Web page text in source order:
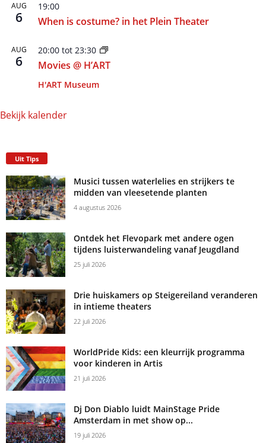
AUG
6
19:00
When is costume? in het Plein Theater
AUG
6
20:00 tot 23:30
Movies @ H’ART
H'ART Museum
Bekijk kalender
Uit Tips
Musici tussen waterlelies en strijkers te
midden van vleesetende planten
4 augustus 2026
Ontdek het Flevopark met andere ogen
tijdens luisterwandeling vanaf Jeugdland
25 juli 2026
Drie huiskamers op Steigereiland veranderen
in intieme theaters
22 juli 2026
WorldPride Kids: een kleurrijk programma
voor kinderen in Artis
21 juli 2026
Dj Don Diablo luidt MainStage Pride
Amsterdam in met show op...
19 juli 2026